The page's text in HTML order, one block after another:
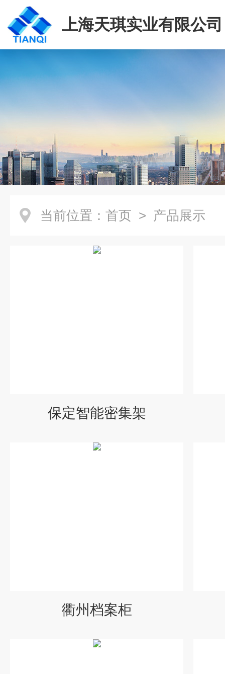
上海天琪实业有限公司
当前位置： 首页 > 产品展示
保定智能密集架
衢州档案柜